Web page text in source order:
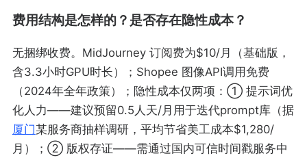
费用结构是怎样的？是否存在隐性成本？
无捆绑收费。MidJourney 订阅费为$10/月（基础版，
含3.3小时GPU时长）；Shopee 图像API调用免费
（2024年全年政策）；隐性成本仅两项：① 提示词优
化人力——建议预留0.5人天/月用于迭代prompt库（据
厦门某服务商抽样调研，平均节省美工成本$1,280/
月）；② 版权存证——需通过国内可信时间戳服务中